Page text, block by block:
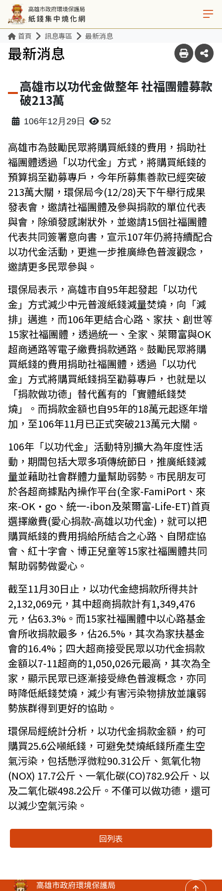
首頁 訊息專區 最新消息
最新消息
高雄市以功代金做整年 社福團體募款
破213萬
106年12月29日 52
高雄市為鼓勵民眾將購買紙錢的費用，捐助社
福團體透過「以功代金」方式，將購買紙錢的
預算捐至勸募專戶，今年所募集善款已經突破
213萬大關，環保局今(12/28)天下午舉行成果
發表會，邀請社福團體及參與捐款的單位代表
與會，除頒發感謝狀外，並邀請15個社福團體
代表共同簽署意向書，宣示107年仍將持續配合
以功代金活動，更進一步推廣綠色普渡觀念，
邀請更多民眾參與。
環保局表示，高雄市自95年起發起「以功代
金」方式減少中元普渡紙錢減量焚燒，向「減
排」邁進，而106年更結合心路、家扶、創世等
15家社福團體，透過統一、全家、萊爾富與OK
超商通路等電子繳費捐款通路。鼓勵民眾將購
買紙錢的費用捐助社福團體，透過「以功代
金」方式將購買紙錢捐至勸募專戶，也就是以
「捐款做功德」替代舊有的「實體紙錢焚
燒」。而捐款金額也自95年的18萬元起逐年增
加，至106年11月已正式突破213萬元大關。
106年「以功代金」活動特別擴大為年度性活
動，期間包括大眾多項傳統節日，推廣紙錢減
量並藉助社會群體力量幫助弱勢。市民朋友可
於各超商據點內操作平台(全家-FamiPort、來
來-OK·go、統一-ibon及萊爾富-Life-ET)首頁
選擇繳費(愛心捐款-高雄以功代金)，就可以把
購買紙錢的費用捐給所結合之心路、自閉症協
會、紅十字會、博正兒童等15家社福團體共同
幫助弱勢做愛心。
截至11月30日止，以功代金總捐款所得共計
2,132,069元，其中超商捐款計有1,349,476
元，佔63.3%。而15家社福團體中以心路基金
會所收捐款最多，佔26.5%，其次為家扶基金
會的16.4%；四大超商接受民眾以功代金捐款
金額以7-11超商的1,050,026元最高，其次為全
家，顯示民眾已逐漸接受綠色普渡概念，亦同
時降低紙錢焚燒，減少有害污染物排放並讓弱
勢族群得到更好的協助。
環保局經統計分析，以功代金捐款金額，約可
購買25.6公噸紙錢，可避免焚燒紙錢所產生空
氣污染，包括懸浮微粒90.31公斤、氮氧化物
(NOX) 17.7公斤、一氧化碳(CO)782.9公斤、以
及二氧化碳498.2公斤。不僅可以做功德，還可
以減少空氣污染。
回列表